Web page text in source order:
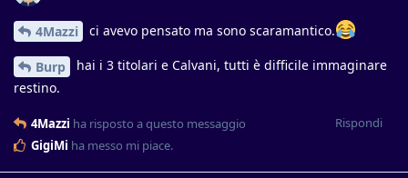
4Mazzi ci avevo pensato ma sono scaramantico.
Burp
hai i 3 titolari e Calvani, tutti è difficile immaginare
restino.
Rispondi
4Mazzi ha risposto a questo messaggio
GigiMi ha messo mi piace.